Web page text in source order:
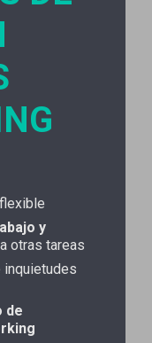
y
otras tareas
inquietudes
de